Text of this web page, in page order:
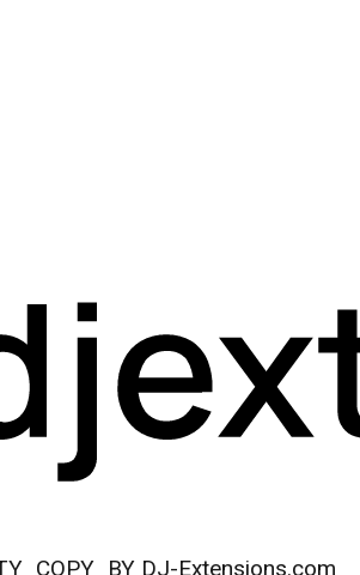
DJ-Extensions.com